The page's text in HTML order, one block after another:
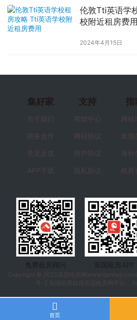
伦敦Tti英语学
校附近租房费用
2024年4月15日
集好家
关于我们
商务合作
意见反馈
APP下载
支持
帮助中心
网站协议
用户协议
隐私协议
指
网站
发现
海外
租房
免费租房顾问 英国租房APP
Copyright © 2023 英国租房 网www.qunheji.com
号-2 英国租房就用英国租房网平台，
首页